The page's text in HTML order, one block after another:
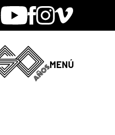
YoutubeFacebook
Instagram
Vimeo
MENÚ